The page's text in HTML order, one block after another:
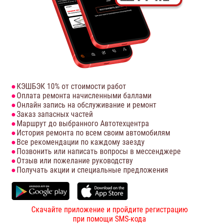
КЭШБЭК 10% от стоимости работ
Оплата ремонта начисленными баллами
Онлайн запись на обслуживание и ремонт
Заказ запасных частей
Маршрут до выбранного Автотехцентра
История ремонта по всем своим автомобилям
Все рекомендации по каждому заезду
Позвонить или написать вопросы в мессенджере
Отзыв или пожелание руководству
Получать акции и специальные предложения
Скачайте приложение и пройдите регистрацию
при помощи SMS-кода